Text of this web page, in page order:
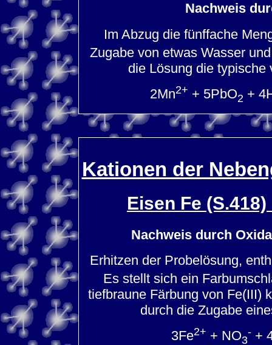
Nachweis
Im Abzug die fünffache
Zugabe von etwas Wasser
die Lösung die typische
2Mn2+ + 5PbO2 +
Kationen der
Eisen Fe
Nachweis durch
Erhitzen der Probelösung,
Es stellt sich ein
tiefbraune Färbung von Fe(III)
durch die Zugabe
3Fe2+ + NO3
- +